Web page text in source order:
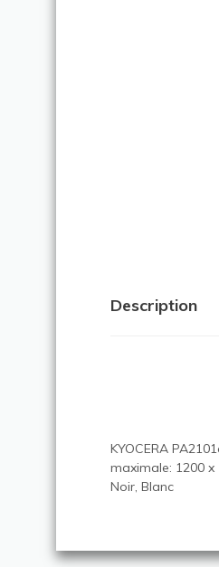
Description
KYOCERA
maximale: 1200
Noir, Blanc